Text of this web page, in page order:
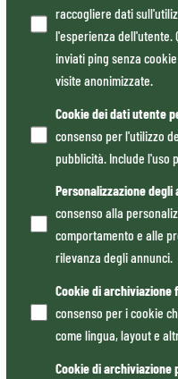
raccogliere dati
l'esperienza dell'utente.
inviati ping senza
visite anonimizzate.
Cookie dei dati utente
consenso per l'utilizzo
pubblicità. Include l'uso
Personalizzazione degli
consenso alla
comportamento e alle
rilevanza degli annunci.
Cookie di archiviazione
consenso per i cookie
come lingua, layout e
Cookie di archiviazione